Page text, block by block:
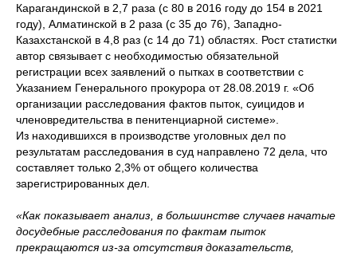
Карагандинской в 2,7 раза (с 80 в 2016 году до 154 в 2021
году), Алматинской в 2 раза (с 35 до 76), Западно-
Казахстанской в 4,8 раз (с 14 до 71) областях. Рост статистки
автор связывает с необходимостью обязательной
регистрации всех заявлений о пытках в соответствии с
Указанием Генерального прокурора от 28.08.2019 г. «Об
организации расследования фактов пыток, суицидов и
членовредительства в пенитенциарной системе».
Из находившихся в производстве уголовных дел по
результатам расследования в суд направлено 72 дела, что
составляет только 2,3% от общего количества
зарегистрированных дел.
«Как показывает анализ, в большинстве случаев начатые
досудебные расследования по фактам пыток
прекращаются из-за отсутствия доказательств,